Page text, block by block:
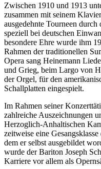
Zwischen 1910 und 1913
zusammen mit seinem
ausgedehnte Tourneen
speziell bei deutschen
besondere Ehre wurde ihm
Rahmen der traditionellen
Opera sang Heinemann
und Grieg, beim Largo von
der Orgel, für den
Schallplatten eingespielt.
Im Rahmen seiner
zahlreiche Auszeichnungen
Herzoglich-Anhaltischen
zeitweise eine
dem er selbst ausgebildet
wurde der Bariton Joseph
Karriere vor allem als